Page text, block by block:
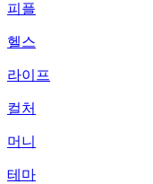
피플
헬스
라이프
컬처
머니
테마